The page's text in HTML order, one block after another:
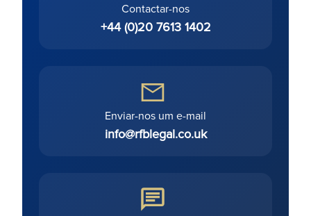
Contactar-nos
+44 (0)20 7613 1402
Enviar-nos um e-mail
info@rfblegal.co.uk